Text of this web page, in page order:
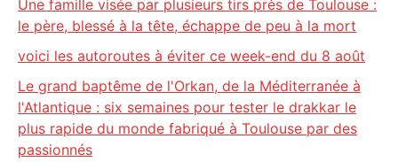
Une famille visée par plusieurs tirs près de Toulouse :
le père, blessé à la tête, échappe de peu à la mort
voici les autoroutes à éviter ce week-end du 8 août
Le grand baptême de l'Orkan, de la Méditerranée à
l'Atlantique : six semaines pour tester le drakkar le
plus rapide du monde fabriqué à Toulouse par des
passionnés